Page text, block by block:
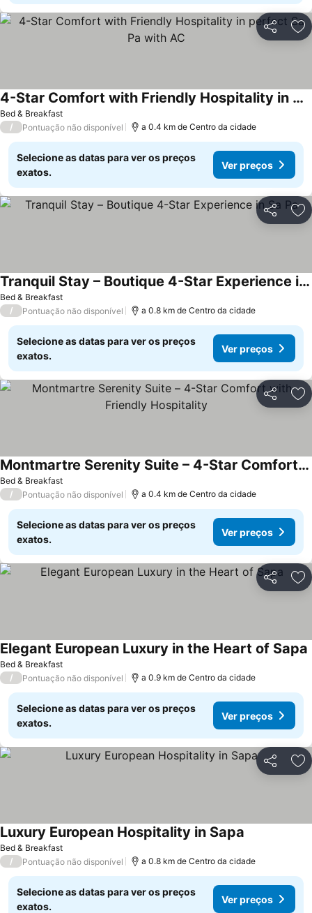
Partilhar
Bed & Breakfast
4-Star Comfort with Friendly Hospitality in perfect Sa Pa with AC
/ Pontuação não disponível a 0.4 km de Centro da cidade
Selecione as datas para ver os preços
exatos.
Ver preços
Partilhar
Bed & Breakfast
Tranquil Stay – Boutique 4-Star Experience in Sa Pa
/ Pontuação não disponível a 0.8 km de Centro da cidade
Selecione as datas para ver os preços
exatos.
Ver preços
Partilhar
Bed & Breakfast
Montmartre Serenity Suite – 4-Star Comfort with Friendly Hospitality
/ Pontuação não disponível a 0.4 km de Centro da cidade
Selecione as datas para ver os preços
exatos.
Ver preços
Partilhar
Bed & Breakfast
Elegant European Luxury in the Heart of Sapa
/ Pontuação não disponível a 0.9 km de Centro da cidade
Selecione as datas para ver os preços
exatos.
Ver preços
Partilhar
Bed & Breakfast
Luxury European Hospitality in Sapa
/ Pontuação não disponível a 0.8 km de Centro da cidade
Selecione as datas para ver os preços
exatos.
Ver preços